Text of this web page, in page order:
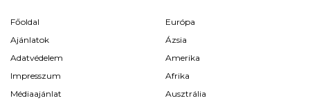
Főoldal
Ajánlatok
Adatvédelem
Impresszum
Médiaajánlat
Európa
Ázsia
Amerika
Afrika
Ausztrália